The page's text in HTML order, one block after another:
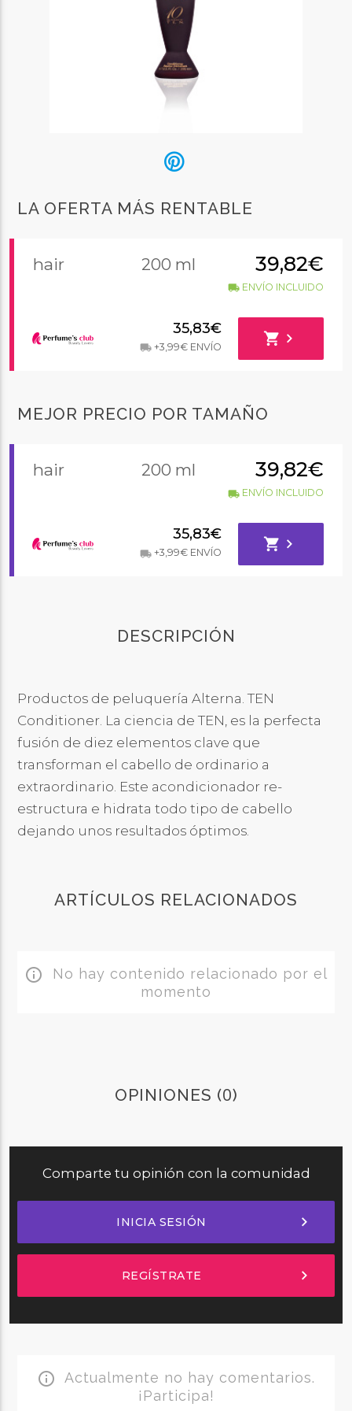
LA OFERTA MÁS RENTABLE
hair 200 ml 39,82€
local_shippingENVÍO INCLUIDO
35,83€
local_shipping+3,99€ ENVÍO shopping_cart chevron_right
MEJOR PRECIO POR TAMAÑO
hair 200 ml 39,82€
local_shippingENVÍO INCLUIDO
35,83€
local_shipping+3,99€ ENVÍO shopping_cart chevron_right
DESCRIPCIÓN
Productos de peluquería Alterna. TEN
Conditioner. La ciencia de TEN, es la perfecta
fusión de diez elementos clave que
transforman el cabello de ordinario a
extraordinario. Este acondicionador re-
estructura e hidrata todo tipo de cabello
dejando unos resultados óptimos.
ARTÍCULOS RELACIONADOS
info_outline No hay contenido relacionado por el
momento
OPINIONES (0)
Comparte tu opinión con la comunidad
INICIA SESIÓN chevron_right
REGÍSTRATE chevron_right
info_outline Actualmente no hay comentarios.
¡Participa!